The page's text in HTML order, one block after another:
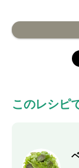
このレシピ